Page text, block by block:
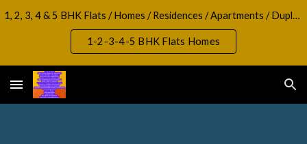
Skip to navigation
1, 2, 3, 4 & 5 BHK Flats / Homes / Residences / Apartments / Duplex / RowHouse / Bungalow, Shops, Showrooms & Retail Spaces Office / Commercial Spaces
1-2-3-4-5 BHK Flats Homes